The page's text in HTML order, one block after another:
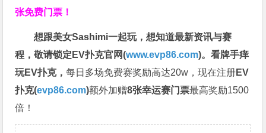
张免费门票！
想跟美女Sashimi一起玩，想知道最新资讯与赛
程，敬请锁定EV扑克官网(www.evp86.com)。看牌手痒
玩EV扑克，每日多场免费赛奖励高达20w，现在注册EV
扑克(evp86.com)额外加赠8张幸运赛门票最高奖励1500
倍！